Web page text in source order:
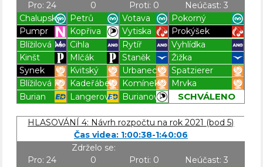
Pro: 24
0
Proti: 0
Neúčast: 3
Chalupský
Petrů Votava
Pokorný
Pumpr
Kopřiva Vytiska
Prokýšek
Blížilová M. Cihla Rytíř
Vyhlídka
Kinšt
Mlčák Staněk
Žižka
Synek
Kvitský Urbanec
Spatzierer
Blížilová P.
Kadeřábek Komínek
Mrvka
Burian
Langerová Burianová SCHVÁLENO
HLASOVÁNÍ 4: Návrh rozpočtu na rok 2021 (bod 5)
Čas videa: 1:00:38-1:40:06
Pro: 24
Zdrželo se:
0
Proti: 0
Neúčast: 3